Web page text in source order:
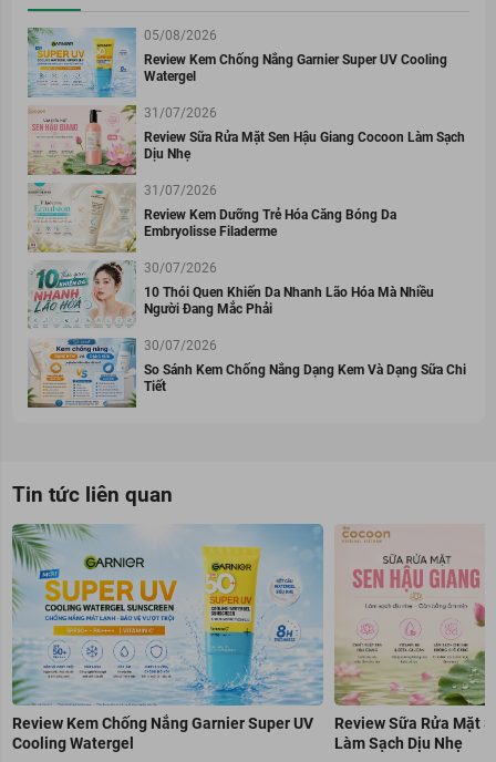
05/08/2026
Review Kem Chống Nắng Garnier Super UV Cooling
Watergel
31/07/2026
Review Sữa Rửa Mặt Sen Hậu Giang Cocoon Làm Sạch
Dịu Nhẹ
31/07/2026
Review Kem Dưỡng Trẻ Hóa Căng Bóng Da
Embryolisse Filaderme
30/07/2026
10 Thói Quen Khiến Da Nhanh Lão Hóa Mà Nhiều
Người Đang Mắc Phải
30/07/2026
So Sánh Kem Chống Nắng Dạng Kem Và Dạng Sữa Chi
Tiết
Tin tức liên quan
Review Kem Chống Nắng Garnier Super UV
Cooling Watergel
Review Sữa Rửa Mặt
Làm Sạch Dịu Nhẹ